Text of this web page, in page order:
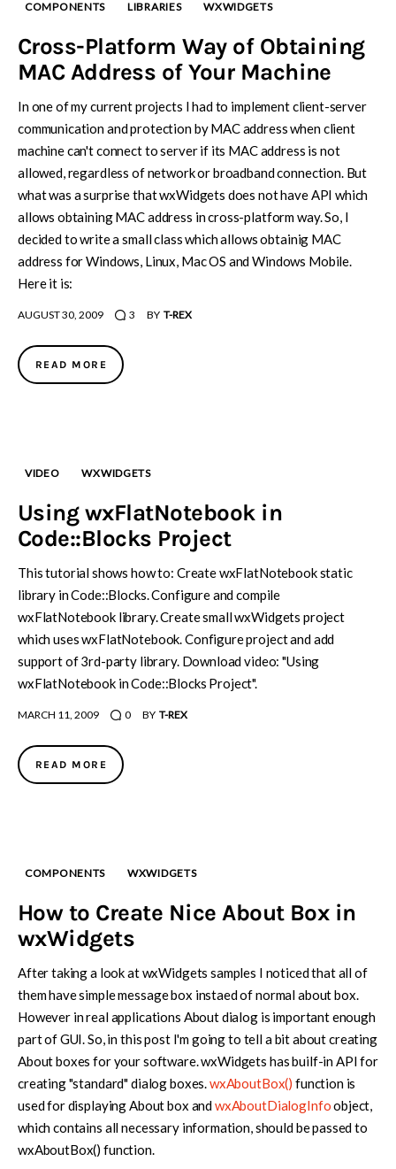
COMPONENTS LIBRARIES WXWIDGETS
Cross-Platform Way of Obtaining
MAC Address of Your Machine
In one of my current projects I had to implement client-server
communication and protection by MAC address when client
machine can't connect to server if its MAC address is not
allowed, regardless of network or broadband connection. But
what was a surprise that wxWidgets does not have API which
allows obtaining MAC address in cross-platform way. So, I
decided to write a small class which allows obtainig MAC
address for Windows, Linux, Mac OS and Windows Mobile.
Here it is:
AUGUST 30, 2009 3 BY T-REX
READ MORE
VIDEO WXWIDGETS
Using wxFlatNotebook in
Code::Blocks Project
This tutorial shows how to: Create wxFlatNotebook static
library in Code::Blocks. Configure and compile
wxFlatNotebook library. Create small wxWidgets project
which uses wxFlatNotebook. Configure project and add
support of 3rd-party library. Download video: "Using
wxFlatNotebook in Code::Blocks Project".
MARCH 11, 2009 0 BY T-REX
READ MORE
COMPONENTS WXWIDGETS
How to Create Nice About Box in
wxWidgets
After taking a look at wxWidgets samples I noticed that all of
them have simple message box instaed of normal about box.
However in real applications About dialog is important enough
part of GUI. So, in this post I'm going to tell a bit about creating
About boxes for your software. wxWidgets has builf-in API for
creating "standard" dialog boxes.wxAboutBox() function is
used for displaying About box andwxAboutDialogInfoobject,
which contains all necessary information, should be passed to
wxAboutBox() function.